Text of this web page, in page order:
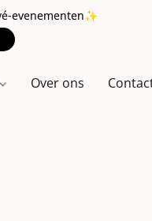
evenementen✨
Over ons